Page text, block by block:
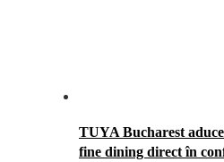
TUYA Bucharest
fine dining direct în